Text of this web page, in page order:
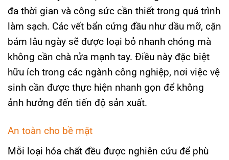
đa thời gian và công sức cần thiết trong quá trình
làm sạch. Các vết bẩn cứng đầu như dầu mỡ, cặn
bám lâu ngày sẽ được loại bỏ nhanh chóng mà
không cần chà rửa mạnh tay. Điều này đặc biệt
hữu ích trong các ngành công nghiệp, nơi việc vệ
sinh cần được thực hiện nhanh gọn để không
ảnh hưởng đến tiến độ sản xuất.
An toàn cho bề mặt
Mỗi loại hóa chất đều được nghiên cứu để phù